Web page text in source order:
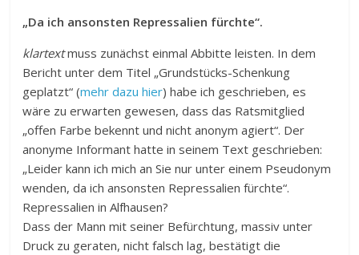
„Da ich ansonsten Repressalien fürchte“.
klartextmuss zunächst einmal Abbitte leisten. In dem
Bericht unter dem Titel „Grundstücks-Schenkung
geplatzt“ (mehr dazu hier) habe ich geschrieben, es
wäre zu erwarten gewesen, dass das Ratsmitglied
„offen Farbe bekennt und nicht anonym agiert“. Der
anonyme Informant hatte in seinem Text geschrieben:
„Leider kann ich mich an Sie nur unter einem Pseudonym
wenden, da ich ansonsten Repressalien fürchte“.
Repressalien in Alfhausen?
Dass der Mann mit seiner Befürchtung, massiv unter
Druck zu geraten, nicht falsch lag, bestätigt die